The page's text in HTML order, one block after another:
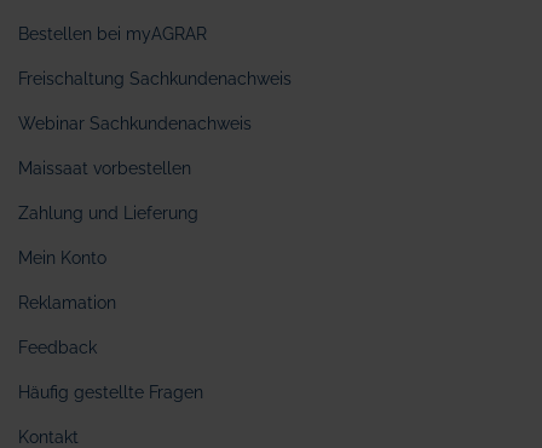
Bestellen bei myAGRAR
Freischaltung Sachkundenachweis
Webinar Sachkundenachweis
Maissaat vorbestellen
Zahlung und Lieferung
Mein Konto
Reklamation
Feedback
Häufig gestellte Fragen
Kontakt